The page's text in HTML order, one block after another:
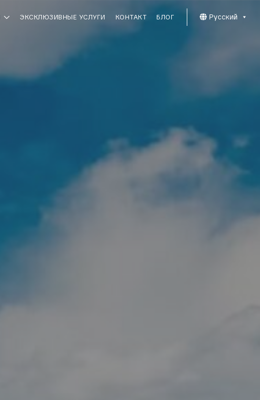
ЭКСКЛЮЗИВНЫЕ УСЛУГИ КОНТАКТ БЛОГ Русский